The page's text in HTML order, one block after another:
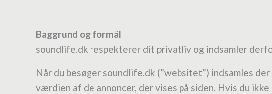
Baggrund og formål
soundlife.dk respekterer dit privatliv og indsamler
Når du besøger soundlife.dk (”websitet”) indsamles
værdien af de annoncer, der vises på siden. Hvis du